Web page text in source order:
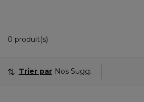
0 produit(s)
Trier par Nos Suggestions